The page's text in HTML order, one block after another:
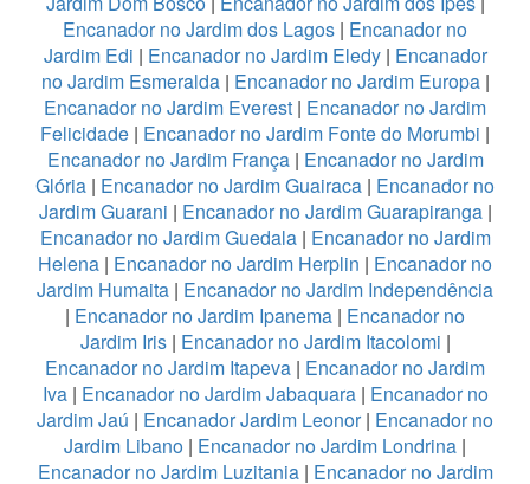
Encanador no Jardim dos Lagos | Encanador no
Jardim Edi | Encanador no Jardim Eledy| Encanador
no Jardim Esmeralda| Encanador no Jardim Europa|
Encanador no Jardim Everest | Encanador no Jardim
Felicidade | Encanador no Jardim Fonte do Morumbi |
Encanador no Jardim França| Encanador no Jardim
Glória | Encanador no Jardim Guairaca | Encanador no
Jardim Guarani | Encanador no Jardim Guarapiranga|
Encanador no Jardim Guedala| Encanador no Jardim
Helena | Encanador no Jardim Herplin | Encanador no
Jardim Humaita | Encanador no Jardim Independência
| Encanador no Jardim Ipanema | Encanador no
Jardim Iris| Encanador no Jardim Itacolomi |
Encanador no Jardim Itapeva | Encanador no Jardim
Iva| Encanador no Jardim Jabaquara| Encanador no
Jardim Jaú | Encanador Jardim Leonor| Encanador no
Jardim Libano | Encanador no Jardim Londrina |
Encanador no Jardim Luzitania| Encanador no Jardim